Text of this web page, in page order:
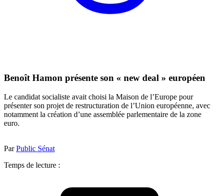
Benoît Hamon présente son « new deal » européen
Le candidat socialiste avait choisi la Maison de l’Europe pour
présenter son projet de restructuration de l’Union européenne, avec
notamment la création d’une assemblée parlementaire de la zone
euro.
ParPublic Sénat
Temps de lecture :